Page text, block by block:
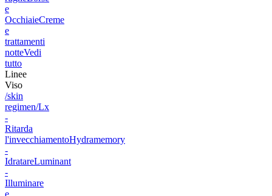
e
OcchiaieCreme
e
trattamenti
notteVedi
tutto
Linee
Viso
/skin
regimen/Lx
-
Ritarda
l'invecchiamentoHydramemory
-
IdratareLuminant
-
Illuminare